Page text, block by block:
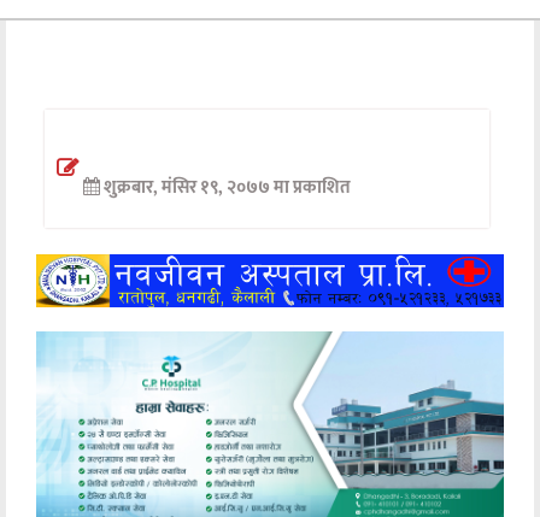
अन्तर्वार्ता
खेलकुद
मनोरञ्जन
अन्य
शुक्रबार, मंसिर १९, २०७७ मा प्रकाशित